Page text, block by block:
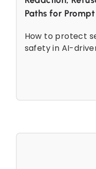
Paths for
How to protect
safety in AI-